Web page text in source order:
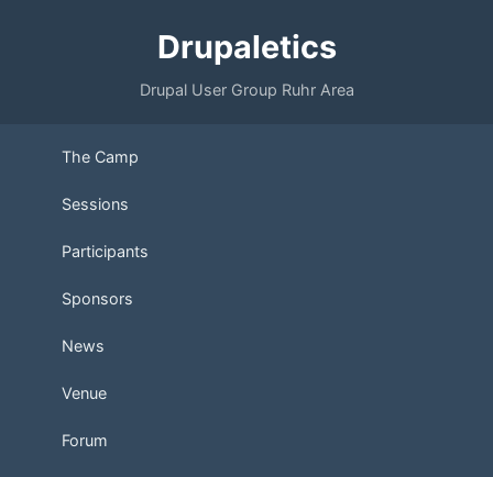
Drupaletics
Drupal User Group Ruhr Area
The Camp
Sessions
Participants
Sponsors
News
Venue
Forum